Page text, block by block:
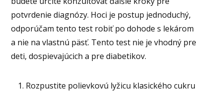
potvrdenie diagnózy. Hoci je postup jednoduchý,
odporúčam tento test robiť po dohode s lekárom
a nie na vlastnú päsť. Tento test nie je vhodný pre
deti, dospievajúcich a pre diabetikov.
Rozpustite polievkovú lyžicu klasického cukru